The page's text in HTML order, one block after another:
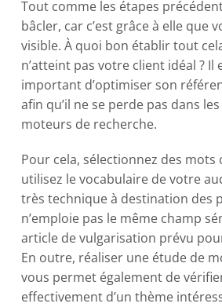
Tout comme les étapes
bâcler, car c’est grâce à elle que
visible. À quoi bon établir tout
n’atteint pas votre client idéal ? Il
important d’optimiser son
afin qu’il ne se perde pas dans
moteurs de recherche.
Pour cela, sélectionnez des
utilisez le vocabulaire de votre
très technique à destination des
n’emploie pas le même champ
article de vulgarisation prévu
En outre, réaliser une étude de
vous permet également de vérifier
effectivement d’un thème